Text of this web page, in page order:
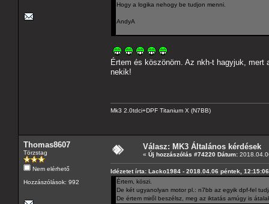
Hogy a logika nehogy be tudjon menni.
AndyA
Értem és köszönöm. Az nkh-t hagyjuk,
nekik!
Mk3 2.0tdci+DPF Titanium X (N7BB)
Thomas8607
Törzstag
Nem elérhető
Hozzászólások: 992
Válasz: MK3 Általános kérdések
« Új hozzászólás #74220 Dátum:
Idézetet írta: Lacko1984 - 2018.04.06 péntek, 12:15:06
Értem, köszi.
De két ugyanolyan motor pl.: n7bb az egyik dpf-fel
De értem miről beszélsz, meg az iktatás amúgy is